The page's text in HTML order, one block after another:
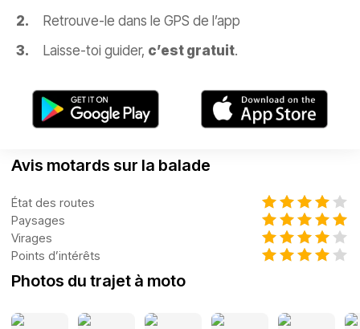
Retrouve-le dans le GPS de l’app
Laisse-toi guider, c’est gratuit.
Avis motards sur la balade
État des routes
Paysages
Virages
Points d’intérêts
Photos du trajet à moto